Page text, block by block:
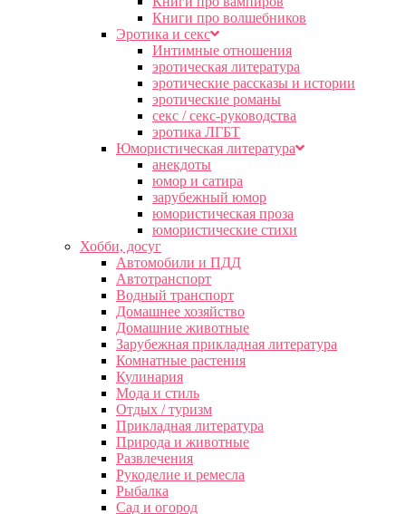
Книги про волшебников
Эротика и секс
Интимные отношения
эротическая литература
эротические рассказы и истории
эротические романы
секс / секс-руководства
эротика ЛГБТ
Юмористическая литература
анекдоты
юмор и сатира
зарубежный юмор
юмористическая проза
юмористические стихи
Хобби, досуг
Автомобили и ПДД
Автотранспорт
Водный транспорт
Домашнее хозяйство
Домашние животные
Зарубежная прикладная литература
Комнатные растения
Кулинария
Мода и стиль
Отдых / туризм
Прикладная литература
Природа и животные
Развлечения
Рукоделие и ремесла
Рыбалка
Сад и огород